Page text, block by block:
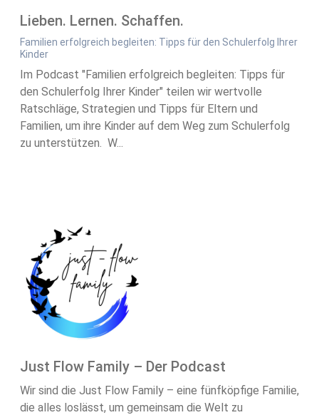
Lieben. Lernen. Schaffen.
Familien erfolgreich begleiten: Tipps für den Schulerfolg Ihrer
Kinder
Im Podcast "Familien erfolgreich begleiten: Tipps für
den Schulerfolg Ihrer Kinder" teilen wir wertvolle
Ratschläge, Strategien und Tipps für Eltern und
Familien, um ihre Kinder auf dem Weg zum Schulerfolg
zu unterstützen. W...
Just Flow Family – Der Podcast
Wir sind die Just Flow Family – eine fünfköpfige Familie,
die alles loslässt, um gemeinsam die Welt zu